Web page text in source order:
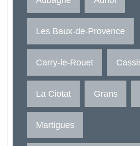
Les Baux-de-Provence
Carry-le-Rouet
La Ciotat Grans
Martigues